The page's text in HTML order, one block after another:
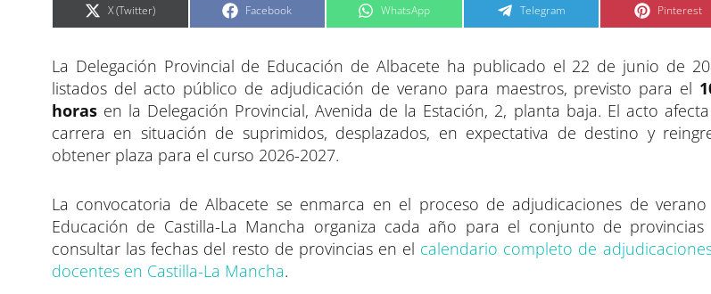
C
m
r
t
e
n
X (Twitter) C
m
r
t
i
r
e
n
Facebook C
m
r
t
i
r
e
n
WhatsApp C
m
r
t
i
r
e
n
Telegram C
m
r
t
i
r
e
n
Pinterest
La Delegación Provincial de Educación de Albacete ha publicado el 22 de junio de
listados del acto público de adjudicación de verano para maestros, previsto para el
horas en la Delegación Provincial, Avenida de la Estación, 2, planta baja. El acto
carrera en situación de suprimidos, desplazados, en expectativa de destino y
obtener plaza para el curso 2026-2027.
La convocatoria de Albacete se enmarca en el proceso de adjudicaciones de
Educación de Castilla-La Mancha organiza cada año para el conjunto de
consultar las fechas del resto de provincias en el calendario completo de
docentes en Castilla-La Mancha.